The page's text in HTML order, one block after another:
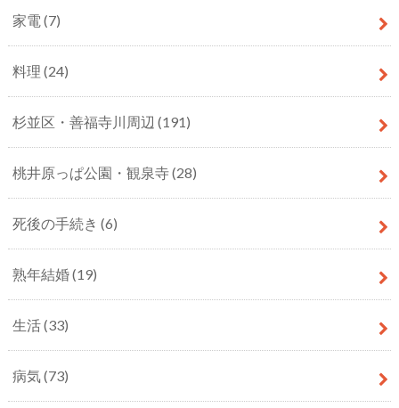
家電 (7)
料理 (24)
杉並区・善福寺川周辺 (191)
桃井原っぱ公園・観泉寺(28)
死後の手続き (6)
熟年結婚(19)
生活(33)
病気 (73)